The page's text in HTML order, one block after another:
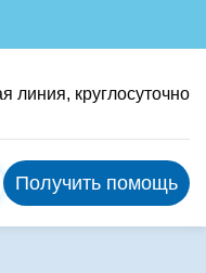
линия, круглосуточно
Получить помощь